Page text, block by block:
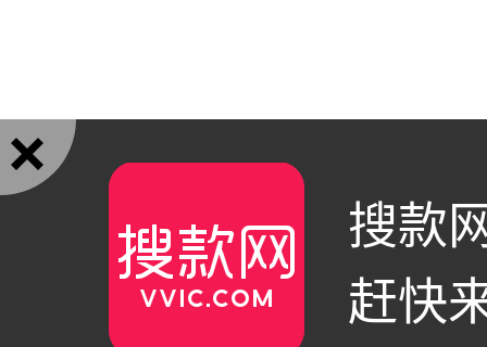

搜款
赶快